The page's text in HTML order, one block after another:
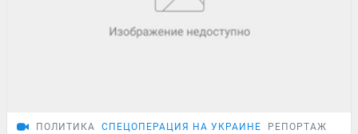
ПОЛИТИКА СПЕЦОПЕРАЦИЯ НА УКРАИНЕ РЕПОРТАЖ